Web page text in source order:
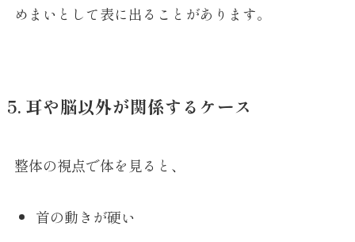
めまいとして表に出ることがあります。
5. 耳や脳以外が関係するケース
整体の視点で体を見ると、
首の動きが硬い